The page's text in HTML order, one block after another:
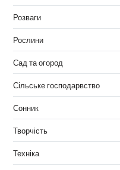
Розваги
Рослини
Сад та огород
Сільське господарвство
Сонник
Творчість
Техніка